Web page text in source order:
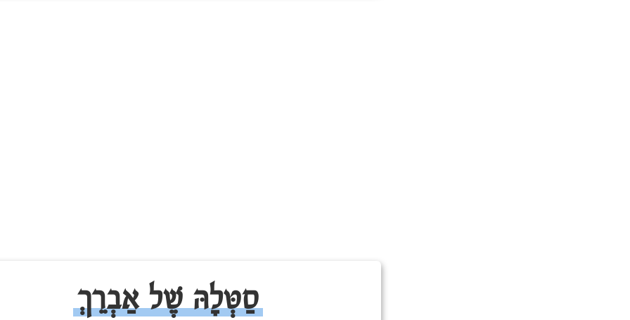
סַטְּלָהּ שֶׁל אַבְרֵךְ